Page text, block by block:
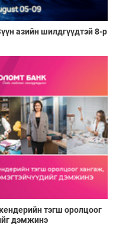
азийн шилдгүүдтэй 8-р
тэгш оролцоог
дэмжинэ